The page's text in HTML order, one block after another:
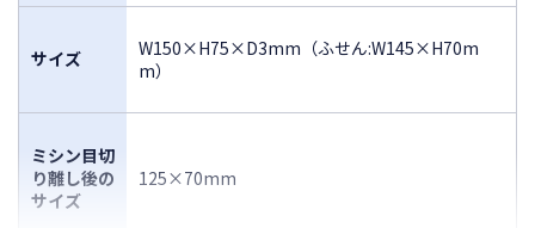
サイズ
W150×H75×D3mm（ふせん:W145×H70m
m）
ミシン目切
り離し後の
サイズ
125×70mm